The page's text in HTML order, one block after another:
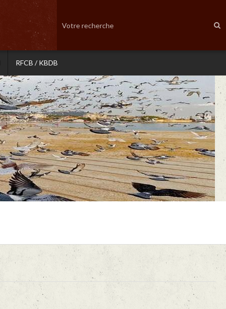
RFCB / KBDB